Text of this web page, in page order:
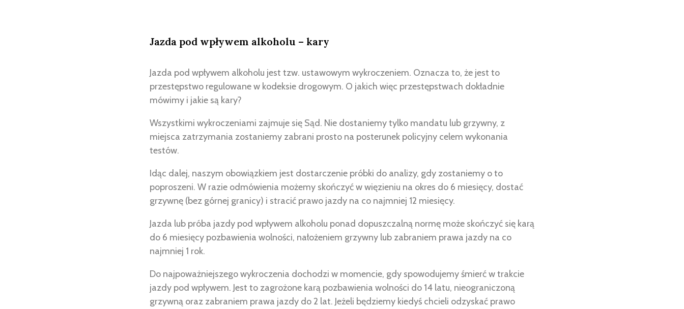
Jazda pod wpływem alkoholu – kary
Jazda pod wpływem alkoholu jest tzw. ustawowym wykroczeniem. Oznacza to, że jest to
przestępstwo regulowane w kodeksie drogowym. O jakich więc przestępstwach dokładnie
mówimy i jakie są kary?
Wszystkimi wykroczeniami zajmuje się Sąd. Nie dostaniemy tylko mandatu lub grzywny, z
miejsca zatrzymania zostaniemy zabrani prosto na posterunek policyjny celem wykonania
testów.
Idąc dalej, naszym obowiązkiem jest dostarczenie próbki do analizy, gdy zostaniemy o to
poproszeni. W razie odmówienia możemy skończyć w więzieniu na okres do 6 miesięcy, dostać
grzywnę (bez górnej granicy) i stracić prawo jazdy na co najmniej 12 miesięcy.
Jazda lub próba jazdy pod wpływem alkoholu ponad dopuszczalną normę może skończyć się karą
do 6 miesięcy pozbawienia wolności, nałożeniem grzywny lub zabraniem prawa jazdy na co
najmniej 1 rok.
Do najpoważniejszego wykroczenia dochodzi w momencie, gdy spowodujemy śmierć w trakcie
jazdy pod wpływem. Jest to zagrożone karą pozbawienia wolności do 14 latu, nieograniczoną
grzywną oraz zabraniem prawa jazdy do 2 lat. Jeżeli będziemy kiedyś chcieli odzyskać prawo